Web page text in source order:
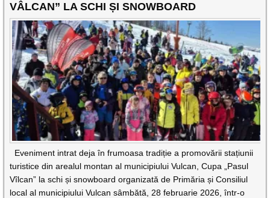
VÂLCAN” LA SCHI ȘI SNOWBOARD
Eveniment intrat deja în frumoasa tradiție a promovării stațiunii
turistice din arealul montan al municipiului Vulcan, Cupa „Pasul
Vîlcan” la schi și snowboard organizată de Primăria și Consiliul
local al municipiului Vulcan sâmbătă, 28 februarie 2026, într-o